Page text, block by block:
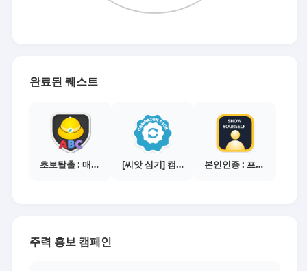
완료된 퀘스트
초보탈출 : 매체별 활동 가이드보기 [씨앗 심기] 캠페인 전환하기 본인인증 : 프로필 사진등록
주력 홍보 캠페인